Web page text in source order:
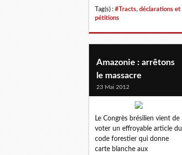
Tag(s) : #Tracts, déclarations et
pétitions
Amazonie : arrêtons
le massacre
23 Mai 2012
Le Congrès brésilien vient de
voter un effroyable article du
code forestier qui donne
carte blanche aux